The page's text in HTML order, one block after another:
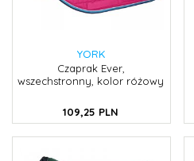
YORK
Czaprak Ever,
wszechstronny, kolor różowy
109,25 PLN